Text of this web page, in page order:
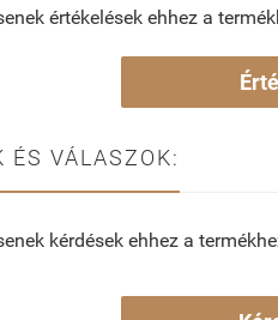
értékelések ehhez a
ÉS VÁLASZOK:
kérdések ehhez a